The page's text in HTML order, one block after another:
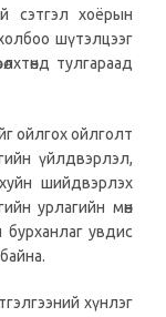
сэтгэл хоёрын
шүтэлцээг
тулгараад
ойлгох ойлголт
үйлдвэрлэл,
шийдвэрлэх
урлагийн мөн
бурханлаг увдис
хүнлэг